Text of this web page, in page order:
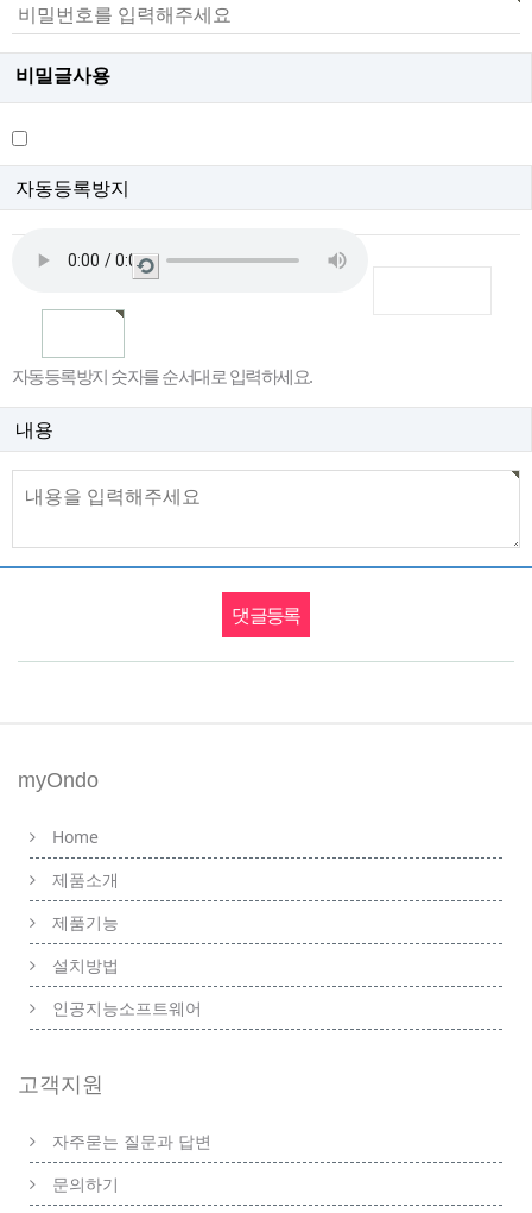
비밀글사용
자동등록방지
새
자동등록방지 숫자를 순서대로 입력하세요.
내용
myOndo
Home
제품소개
제품기능
설치방법
인공지능소프트웨어
고객지원
자주묻는 질문과 답변
문의하기